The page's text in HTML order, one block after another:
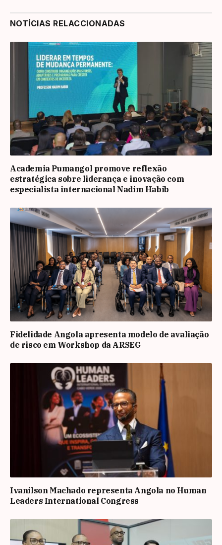
NOTÍCIAS RELACCIONADAS
Academia Pumangol promove reflexão
estratégica sobre liderança e inovação com
especialista internacional Nadim Habib
Fidelidade Angola apresenta modelo de avaliação
de risco em Workshop da ARSEG
Ivanilson Machado representa Angola no Human
Leaders International Congress